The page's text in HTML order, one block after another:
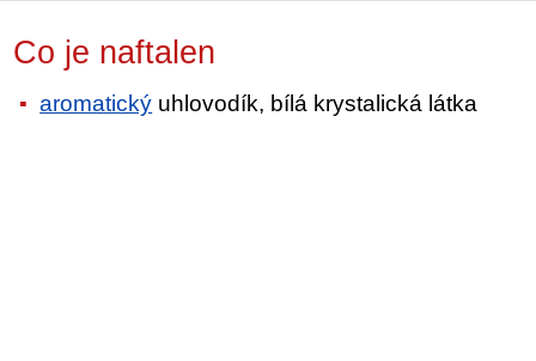
Co je naftalen
aromatický uhlovodík, bílá krystalická látka